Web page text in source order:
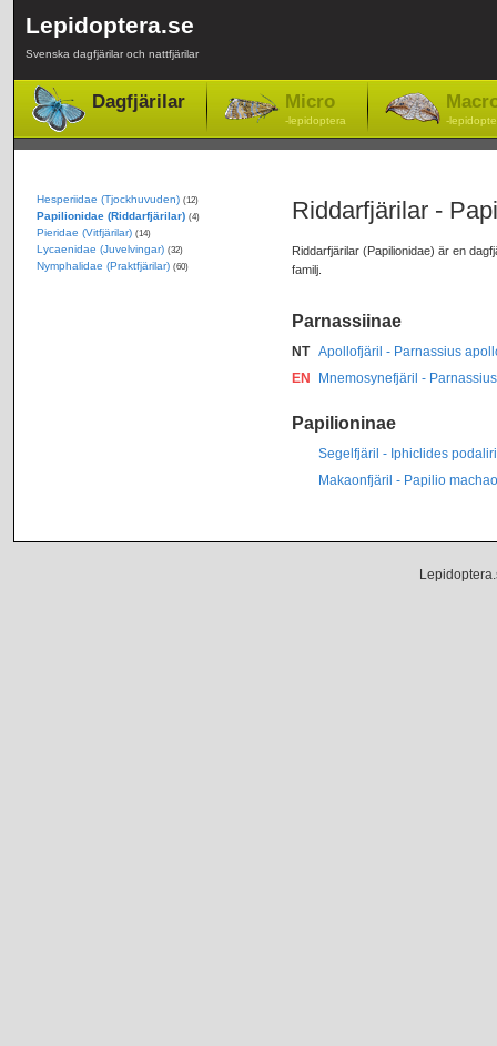
Lepidoptera.se
Svenska dagfjärilar och nattfjärilar
Dagfjärilar Micro
-lepidoptera -
Riddarfjärilar -
Riddarfjärilar (Papilionidae) är en
familj.
Parnassiinae
NT
Apollofjäril - Parnassius
EN
Mnemosynefjäril -
Papilioninae
Segelfjäril - Iphiclides
Makaonfjäril - Papilio
Hesperiidae (Tjockhuvuden) (12)
Papilionidae (Riddarfjärilar) (4)
Pieridae (Vitfjärilar) (14)
Lycaenidae (Juvelvingar) (32)
Nymphalidae (Praktfjärilar) (60)